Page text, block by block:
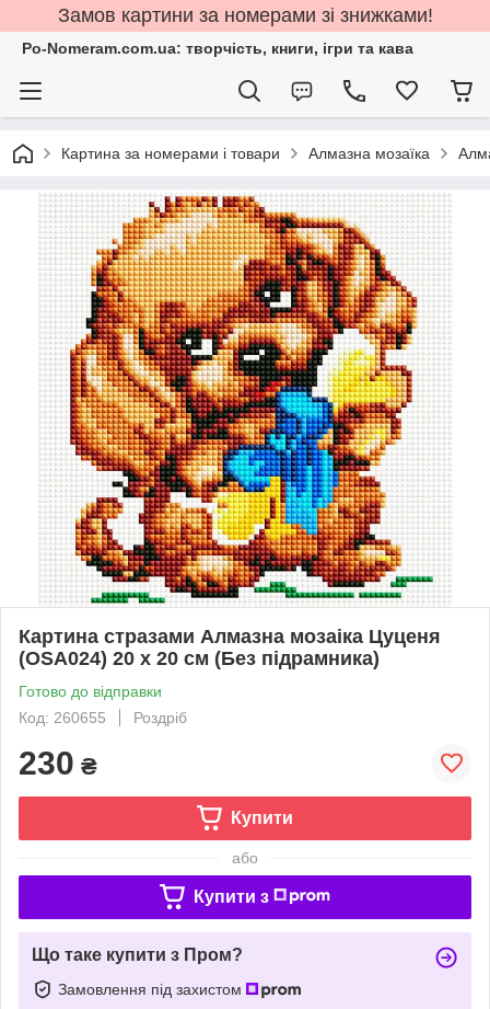
Замов картини за номерами зі знижками!
Po-Nomeram.com.ua: творчість, книги, ігри та кава
Картина за номерами і товари Алмазна мозаїка
Картина стразами Алмазна мозаіка Цуценя
(OSA024) 20 х 20 см (Без підрамника)
Готово до відправки
Код: 260655
Роздріб
230 ₴
Купити
або
Купити з
Що таке купити з Пром?
Замовлення під захистом